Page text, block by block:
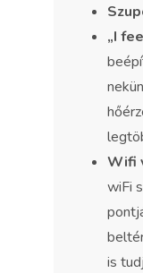
„I
Wifi
wiFi
is